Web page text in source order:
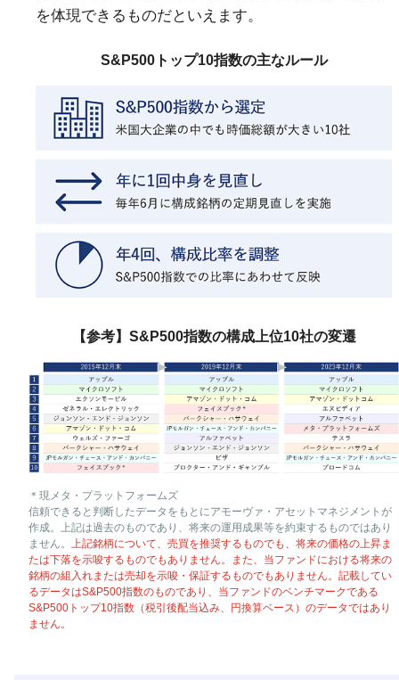
を体現できるものだといえます。
S&P500トップ10指数の主なルール
＊現メタ・プラットフォームズ
信頼できると判断したデータをもとにアモーヴァ・アセットマネジメントが
作成。上記は過去のものであり、将来の運用成果等を約束するものではあり
ません。 上記銘柄について、売買を推奨するものでも、将来の価格の上昇ま
たは下落を示唆するものでもありません。また、当ファンドにおける将来の
銘柄の組入れまたは売却を示唆・保証するものでもありません。記載してい
るデータはS&P500指数のものであり、当ファンドのベンチマークである
S&P500トップ10指数（税引後配当込み、円換算ベース）のデータではあり
ません。
【参考】S&P500指数の構成上位10社の変遷